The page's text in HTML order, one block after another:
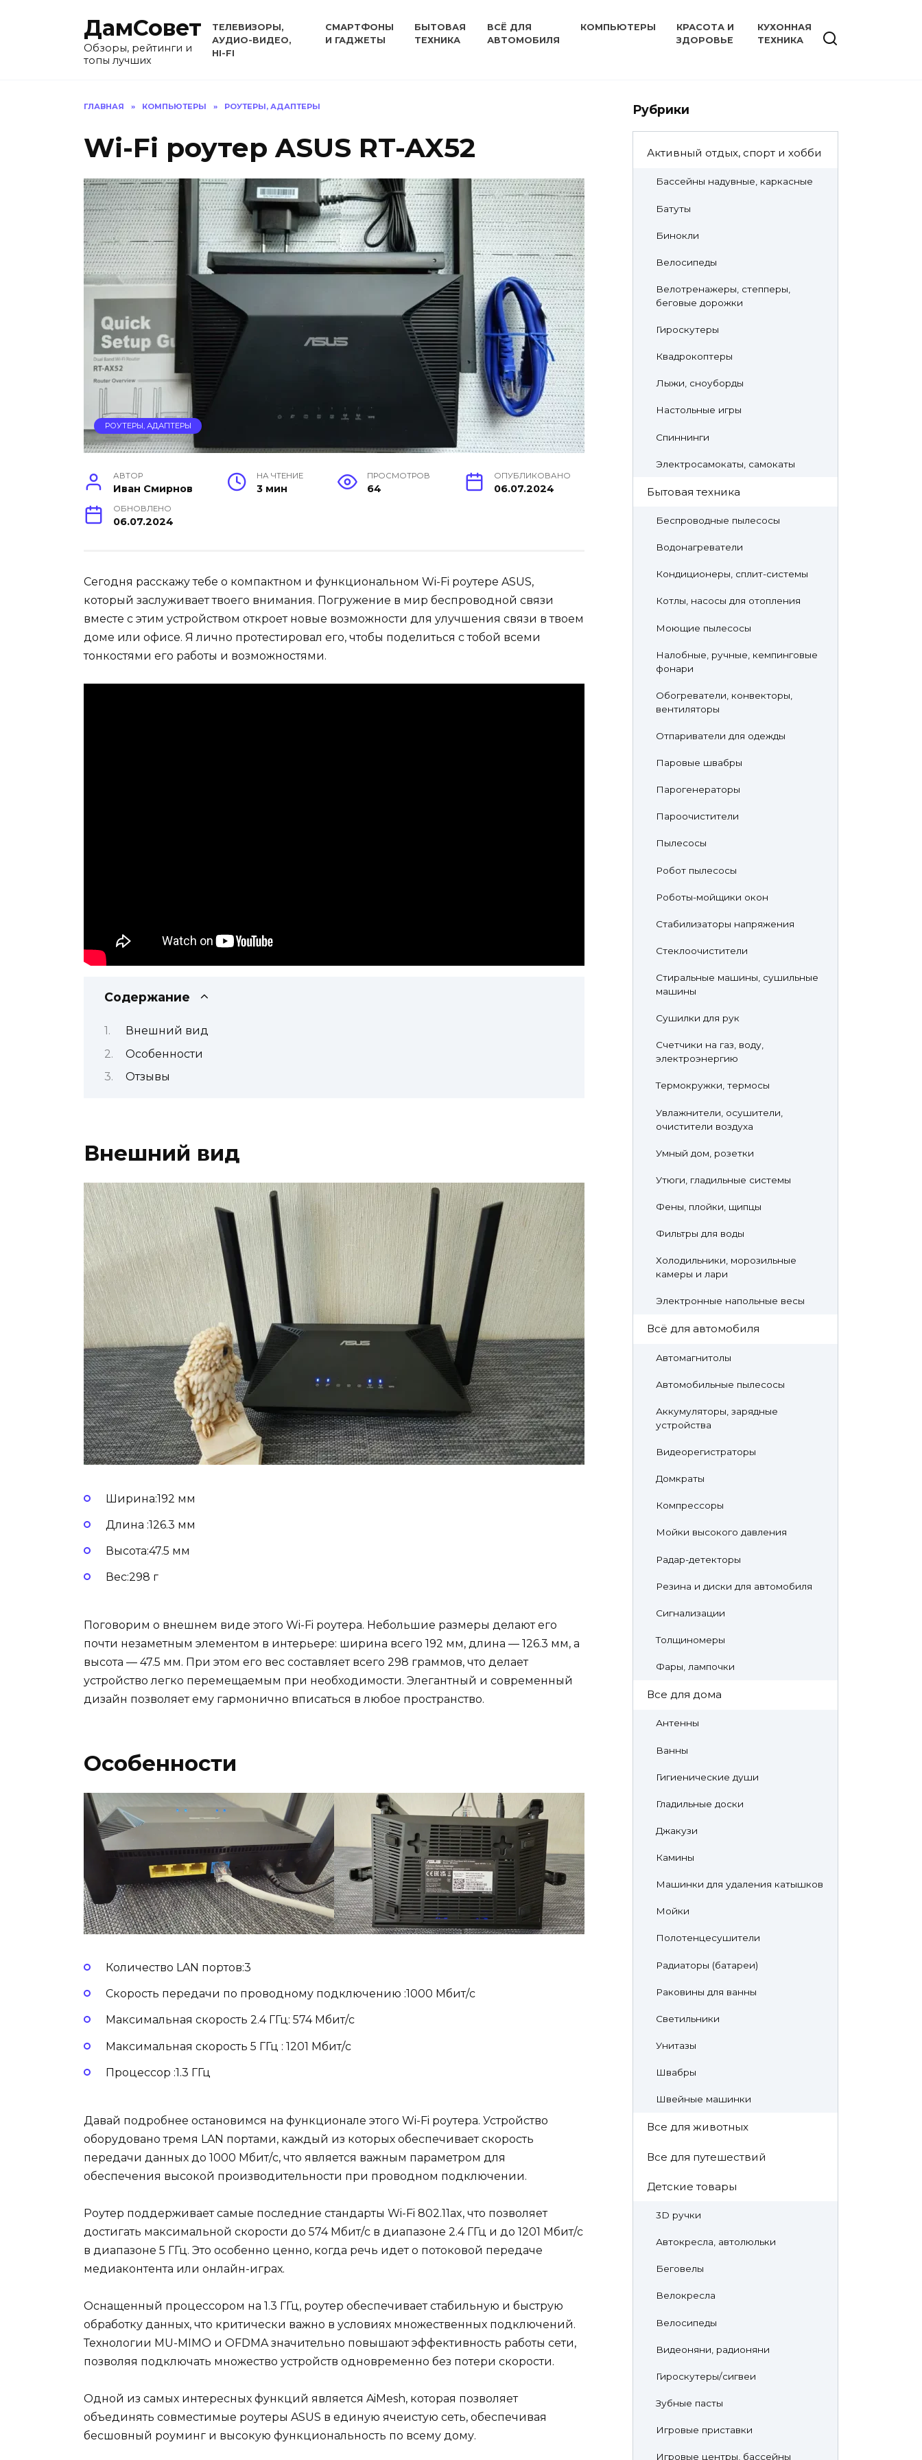
ДамСовет
Обзоры, рейтинги и
топы лучших
ТЕЛЕВИЗОРЫ,
АУДИО-ВИДЕО,
HI-FI
СМАРТФОНЫ
И ГАДЖЕТЫ
БЫТОВАЯ
ТЕХНИКА
ВСЁ ДЛЯ
АВТОМОБИЛЯ
КОМПЬЮТЕРЫ
КРАСОТА И
ЗДОРОВЬЕ
КУХОННАЯ
ТЕХНИКА
ГЛАВНАЯ » КОМПЬЮТЕРЫ » РОУТЕРЫ, АДАПТЕРЫ
Wi-Fi роутер ASUS RT-AX52
РОУТЕРЫ, АДАПТЕРЫ
АВТОР
Иван Смирнов
НА ЧТЕНИЕ
3 мин
ПРОСМОТРОВ
64
ОПУБЛИКОВАНО
06.07.2024
ОБНОВЛЕНО
06.07.2024
Сегодня расскажу тебе о компактном и функциональном Wi-Fi роутере ASUS,
который заслуживает твоего внимания. Погружение в мир беспроводной связи
вместе с этим устройством откроет новые возможности для улучшения связи в твоем
доме или офисе. Я лично протестировал его, чтобы поделиться с тобой всеми
тонкостями его работы и возможностями.
Содержание
Внешний вид
Особенности
Отзывы
Внешний вид
Ширина:192 мм
Длина :126.3 мм
Высота:47.5 мм
Вес:298 г
Поговорим о внешнем виде этого Wi-Fi роутера. Небольшие размеры делают его
почти незаметным элементом в интерьере: ширина всего 192 мм, длина — 126.3 мм, а
высота — 47.5 мм. При этом его вес составляет всего 298 граммов, что делает
устройство легко перемещаемым при необходимости. Элегантный и современный
дизайн позволяет ему гармонично вписаться в любое пространство.
Особенности
Количество LAN портов:3
Скорость передачи по проводному подключению :1000 Мбит/с
Максимальная скорость 2.4 ГГц: 574 Мбит/с
Максимальная скорость 5 ГГц : 1201 Мбит/с
Процессор :1.3 ГГц
Давай подробнее остановимся на функционале этого Wi-Fi роутера. Устройство
оборудовано тремя LAN портами, каждый из которых обеспечивает скорость
передачи данных до 1000 Мбит/с, что является важным параметром для
обеспечения высокой производительности при проводном подключении.
Роутер поддерживает самые последние стандарты Wi-Fi 802.11ax, что позволяет
достигать максимальной скорости до 574 Мбит/с в диапазоне 2.4 ГГц и до 1201 Мбит/с
в диапазоне 5 ГГц. Это особенно ценно, когда речь идет о потоковой передаче
медиаконтента или онлайн-играх.
Оснащенный процессором на 1.3 ГГц, роутер обеспечивает стабильную и быструю
обработку данных, что критически важно в условиях множественных подключений.
Технологии MU-MIMO и OFDMA значительно повышают эффективность работы сети,
позволяя подключать множество устройств одновременно без потери скорости.
Одной из самых интересных функций является AiMesh, которая позволяет
объединять совместимые роутеры ASUS в единую ячеистую сеть, обеспечивая
бесшовный роуминг и высокую функциональность по всему дому.
Рубрики
Активный отдых, спорт и хобби
Бассейны надувные, каркасные
Батуты
Бинокли
Велосипеды
Велотренажеры, степперы,
беговые дорожки
Гироскутеры
Квадрокоптеры
Лыжи, сноуборды
Настольные игры
Спиннинги
Электросамокаты, самокаты
Бытовая техника
Беспроводные пылесосы
Водонагреватели
Кондиционеры, сплит-системы
Котлы, насосы для отопления
Моющие пылесосы
Налобные, ручные, кемпинговые
фонари
Обогреватели, конвекторы,
вентиляторы
Отпариватели для одежды
Паровые швабры
Парогенераторы
Пароочистители
Пылесосы
Робот пылесосы
Роботы-мойщики окон
Стабилизаторы напряжения
Стеклоочистители
Стиральные машины, сушильные
машины
Сушилки для рук
Счетчики на газ, воду,
электроэнергию
Термокружки, термосы
Увлажнители, осушители,
очистители воздуха
Умный дом, розетки
Утюги, гладильные системы
Фены, плойки, щипцы
Фильтры для воды
Холодильники, морозильные
камеры и лари
Электронные напольные весы
Всё для автомобиля
Автомагнитолы
Автомобильные пылесосы
Аккумуляторы, зарядные
устройства
Видеорегистраторы
Домкраты
Компрессоры
Мойки высокого давления
Радар-детекторы
Резина и диски для автомобиля
Сигнализации
Толщиномеры
Фары, лампочки
Все для дома
Антенны
Ванны
Гигиенические души
Гладильные доски
Джакузи
Камины
Машинки для удаления катышков
Мойки
Полотенцесушители
Радиаторы (батареи)
Раковины для ванны
Светильники
Унитазы
Швабры
Швейные машинки
Все для животных
Все для путешествий
Детские товары
3D ручки
Автокресла, автолюльки
Беговелы
Велокресла
Велосипеды
Видеоняни, радионяни
Гироскутеры/сигвеи
Зубные пасты
Игровые приставки
Игровые центры, бассейны